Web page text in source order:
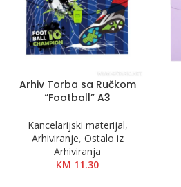
Arhiv Torba sa Ručkom
“Football” A3
Kancelarijski materijal,
Arhiviranje, Ostalo iz
Arhiviranja
KM 11.30